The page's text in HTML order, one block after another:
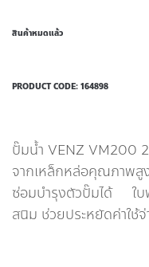
สินค้าหมดแล้ว
PRODUCT CODE: 164898
ปั๊มน้ำ VENZ VM200
จากเหล็กหล่อคุณภาพสู
ซ่อมบำรุงตัวปั๊มได้ ใบ
สนิม ช่วยประหยัดค่าใช้